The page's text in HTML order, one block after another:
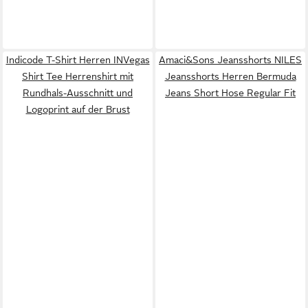
Indicode T-Shirt Herren INVegas
Shirt Tee Herrenshirt mit
Rundhals-Ausschnitt und
Logoprint auf der Brust
Amaci&Sons Jeansshorts NILES
Jeansshorts Herren Bermuda
Jeans Short Hose Regular Fit